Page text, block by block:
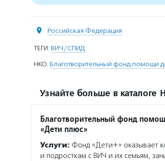
Российская Федерация
ТЕГИ: ВИЧ/СПИД
НКО: Благотворительный фонд помощи
Узнайте больше в каталоге
Благотворительный фонд
«Дети плюс»
Услуги: Фонд «Дети+» оказывает
и подросткам с ВИЧ и их семьям,